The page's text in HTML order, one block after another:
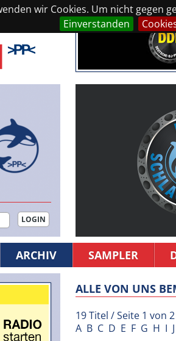
wir Cookies. Um nicht
Einverstanden
ARCHIV SAMPLER
ALLE VON UNS
19 Titel / Seite 1 von 2
A B C D E F G H I J